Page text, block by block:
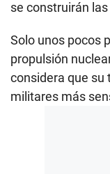
se construirán
Solo unos pocos
propulsión
considera que su
militares más